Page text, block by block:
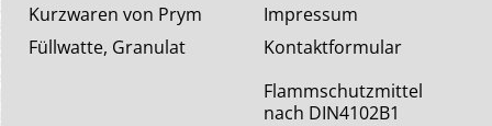
Impressum
Kontaktformular
Kurzwaren von Prym
Füllwatte, Granulat
Flammschutzmittel
nach DIN4102B1